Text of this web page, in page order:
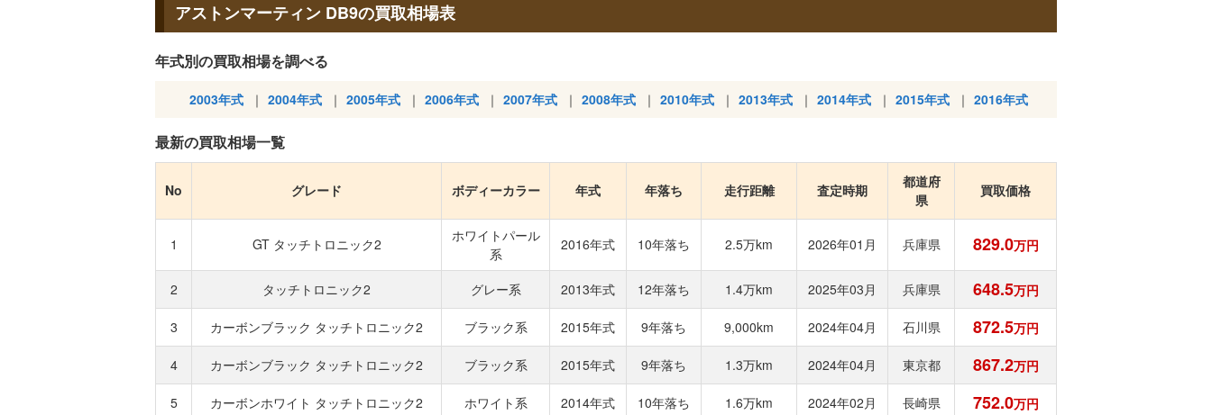
アストンマーティン DB9の買取相場表
年式別の買取相場を調べる
2003年式 2004年式 2005年式 2006年式 2007年式 2008年式 2010年式 2013年式 2014年式 2015年式 2016年式
最新の買取相場一覧
No グレード ボディーカラー 年式 年落ち 走行距離 査定時期
都道府
県
買取価格
1 GT タッチトロニック2
ホワイトパール
系
2016年式 10年落ち 2.5万km 2026年01月 兵庫県 829.0万円
2 タッチトロニック2 グレー系 2013年式 12年落ち 1.4万km 2025年03月 兵庫県 648.5万円
3 カーボンブラック タッチトロニック2 ブラック系 2015年式 9年落ち 9,000km 2024年04月 石川県 872.5万円
4 カーボンブラック タッチトロニック2 ブラック系 2015年式 9年落ち 1.3万km 2024年04月 東京都 867.2万円
5 カーボンホワイト タッチトロニック2 ホワイト系 2014年式 10年落ち 1.6万km 2024年02月 長崎県 752.0万円